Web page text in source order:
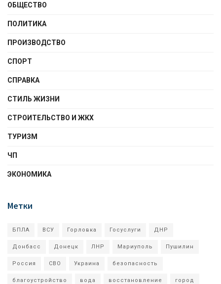
ОБЩЕСТВО
ПОЛИТИКА
ПРОИЗВОДСТВО
СПОРТ
СПРАВКА
СТИЛЬ ЖИЗНИ
СТРОИТЕЛЬСТВО И ЖКХ
ТУРИЗМ
ЧП
ЭКОНОМИКА
Метки
БПЛА ВСУ Горловка Госуслуги ДНР
Донбасс Донецк ЛНР Мариуполь Пушилин
Россия СВО Украина безопасность
благоустройство вода восстановление город